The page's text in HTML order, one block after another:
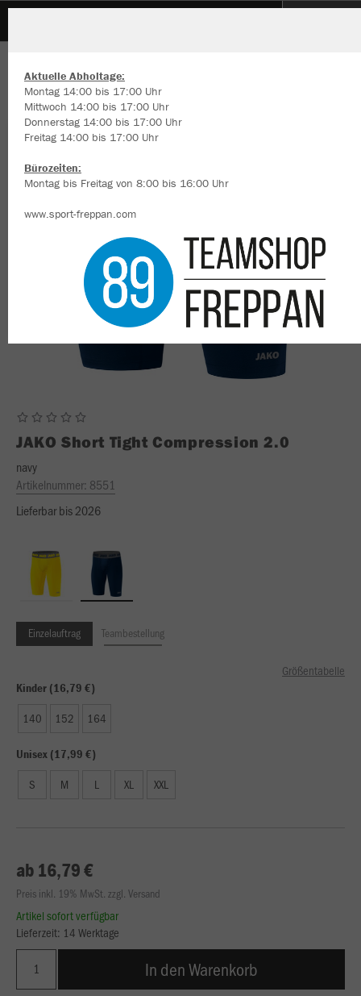
ZURÜCK
2109 e.V.
JAKO Short Tight Compression 2.0
navy
Artikelnummer: 8551
Lieferbar bis 2026
Einzelauftrag Teambestellung
Größentabelle
Kinder (16,79 €)
140 152 164
Unisex (17,99 €)
S M L XL XXL
ab 16,79 €
Preis inkl. 19% MwSt. zzgl. Versand
Artikel sofort verfügbar
Lieferzeit: 14 Werktage
In den Warenkorb
Aktuelle Abholtage:
Montag 14:00 bis 17:00 Uhr
Mittwoch 14:00 bis 17:00 Uhr
Donnerstag 14:00 bis 17:00 Uhr
Freitag 14:00 bis 17:00 Uhr
Bürozeiten:
Montag bis Freitag von 8:00 bis 16:00 Uhr
www.sport-freppan.com
Wir verwenden Cookies
Inhalte anzeigen und unsere Website verbessern. Weitere
zu den Cookies findest Du in den Einstellungen.
Alle ablehnen
mehr Infos
Datenschutz
Impressum